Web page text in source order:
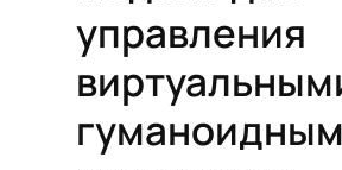
управления